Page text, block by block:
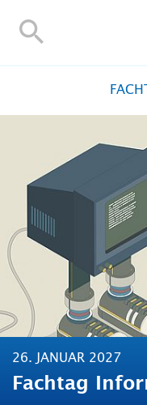
ALUMNI
INTERNATIONAL
BESCHÄFTIGTE
Kontakt und
TH Online-Portal
26. JANUAR 2027
Fachtag